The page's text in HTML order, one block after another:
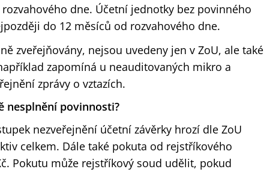
dne. Účetní jednotky bez povinného
do 12 měsíců od rozvahového dne.
zveřejňovány, nejsou uvedeny jen v ZoU, ale také
zapomíná u neauditovaných mikro a
zprávy o vztazích.
nesplnění povinnosti?
nezveřejnění účetní závěrky hrozí dle ZoU
celkem. Dále také pokuta od rejstříkového
Pokutu může rejstříkový soud udělit, pokud